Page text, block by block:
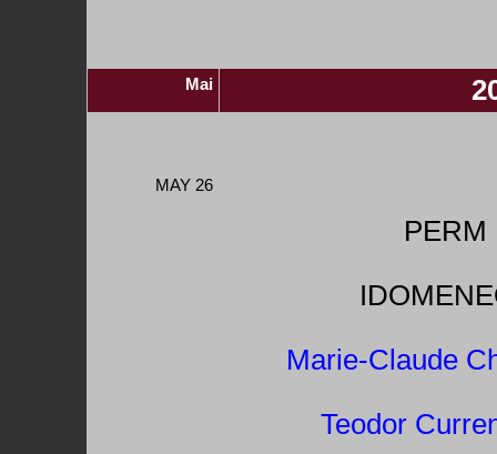
Mai
MAY 26
PERM
Marie-Claude
Teodor